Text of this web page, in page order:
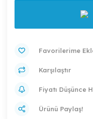
Karşılaştır
Fiyatı Düşünce
Ürünü Paylaş!